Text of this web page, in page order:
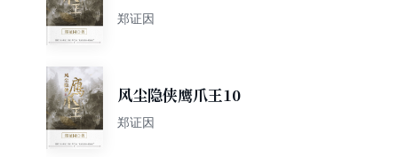
郑证因
风尘隐侠鹰爪王10
郑证因